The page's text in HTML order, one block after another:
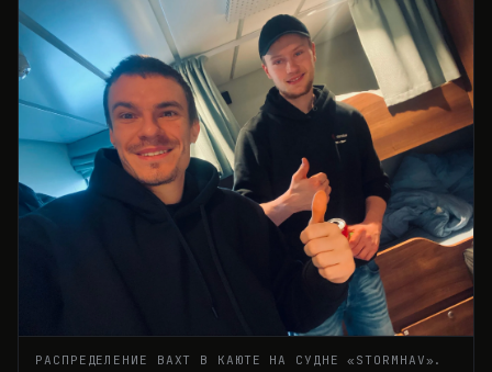
РАСПРЕДЕЛЕНИЕ ВАХТ В КАЮТЕ НА СУДНЕ «STORMHAV».